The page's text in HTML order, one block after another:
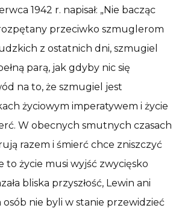
1942 r. napisał: „Nie bacząc
przeciwko szmuglerom
z ostatnich dni, szmugiel
parą, jak gdyby nic się
na to, że szmugiel jest
życiowym imperatywem i życie
W obecnych smutnych czasach
razem i śmierć chce zniszczyć
to życie musi wyjść zwycięsko
bliska przyszłość, Lewin ani
nie byli w stanie przewidzieć